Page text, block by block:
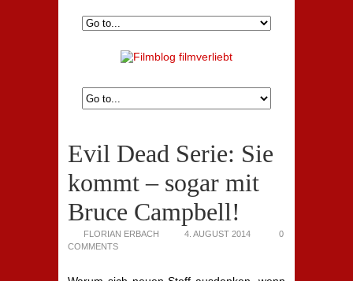
Evil Dead Serie: Sie
kommt – sogar mit
Bruce Campbell!
FLORIAN ERBACH 4. AUGUST 2014
0
COMMENTS